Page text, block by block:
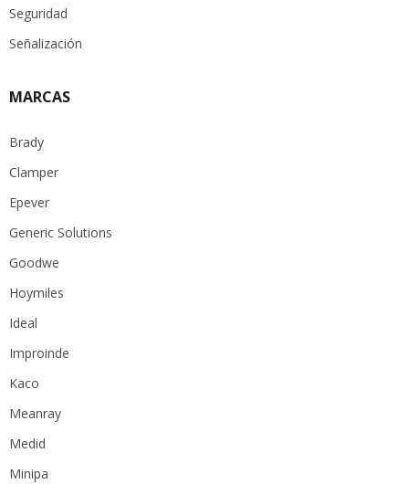
Seguridad
Señalización
MARCAS
Brady
Clamper
Epever
Generic Solutions
Goodwe
Hoymiles
Ideal
Improinde
Kaco
Meanray
Medid
Minipa